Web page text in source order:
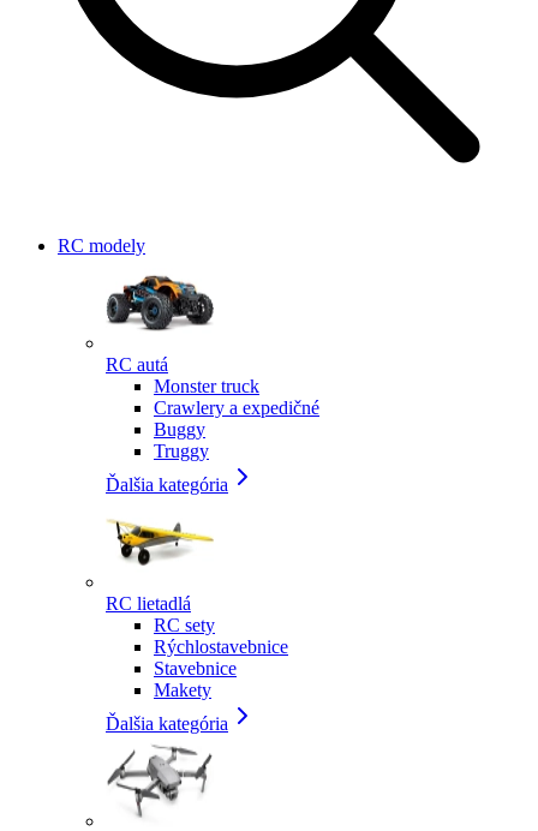
RC modely
RC autá
Monster truck
Crawlery a expedičné
Buggy
Truggy
Ďalšia kategória
RC lietadlá
RC sety
Rýchlostavebnice
Stavebnice
Makety
Ďalšia kategória